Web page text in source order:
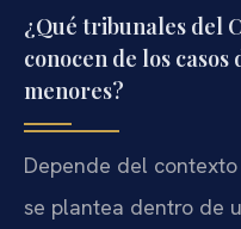
¿Qué tribunales del
conocen de los
menores?
Depende del
se plantea dentro de